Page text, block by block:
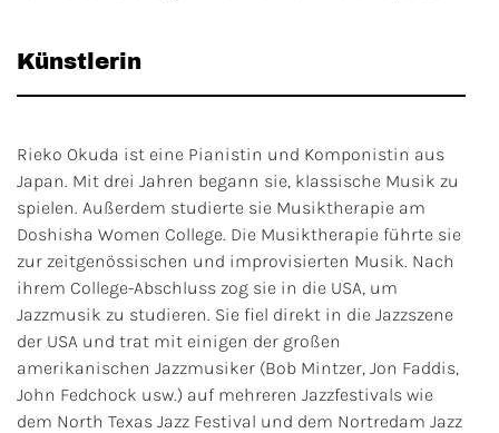
Künstlerin
Rieko Okuda ist eine Pianistin und Komponistin aus
Japan. Mit drei Jahren begann sie, klassische Musik zu
spielen. Außerdem studierte sie Musiktherapie am
Doshisha Women College. Die Musiktherapie führte sie
zur zeitgenössischen und improvisierten Musik. Nach
ihrem College-Abschluss zog sie in die USA, um
Jazzmusik zu studieren. Sie fiel direkt in die Jazzszene
der USA und trat mit einigen der großen
amerikanischen Jazzmusiker (Bob Mintzer, Jon Faddis,
John Fedchock usw.) auf mehreren Jazzfestivals wie
dem North Texas Jazz Festival und dem Nortredam Jazz